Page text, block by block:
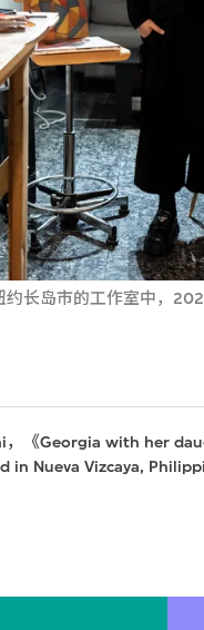
约长岛市的工作室中，
，《Georgia with her
Nueva Vizcaya,